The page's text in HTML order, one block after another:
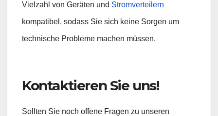
Vielzahl von Geräten und Stromverteilern
kompatibel, sodass Sie sich keine Sorgen um
technische Probleme machen müssen.
Kontaktieren Sie uns!
Sollten Sie noch offene Fragen zu unseren